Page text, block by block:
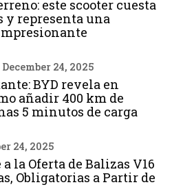
este scooter cuesta
y representa una
December 24, 2025
BYD revela en
añadir 400 km de
5 minutos de carga
24, 2025
a la Oferta de Balizas V16
Obligatorias a Partir de